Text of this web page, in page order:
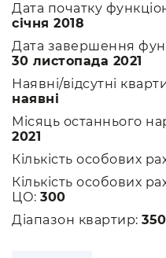
Дата початку
січня 2018
Дата завершення
30 листопада 2021
Наявні/відсутні
наявні
Місяць останнього
2021
Кількість особових
Кількість особових
ЦО: 300
Діапазон квартир: